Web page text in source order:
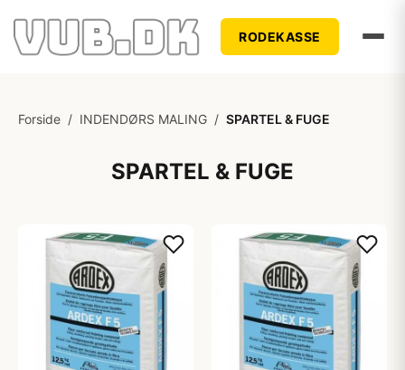
RODEKASSE
Forside / INDENDØRS MALING / SPARTEL & FUGE
SPARTEL & FUGE